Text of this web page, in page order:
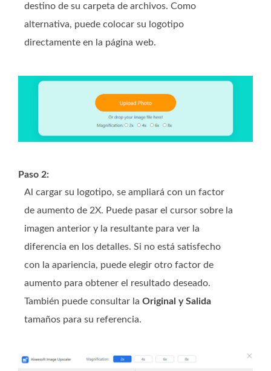
destino de su carpeta de archivos. Como
alternativa, puede colocar su logotipo
directamente en la página web.
Paso 2:
Al cargar su logotipo, se ampliará con un factor
de aumento de 2X. Puede pasar el cursor sobre la
imagen anterior y la resultante para ver la
diferencia en los detalles. Si no está satisfecho
con la apariencia, puede elegir otro factor de
aumento para obtener el resultado deseado.
También puede consultar la Original y Salida
tamaños para su referencia.